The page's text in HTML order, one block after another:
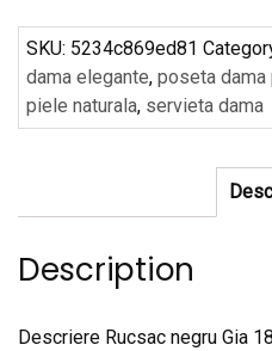
SKU: 5234c869ed81
dama elegante, poseta dama
piele naturala, servieta dama
Description
Descriere Rucsac negru Gia 18